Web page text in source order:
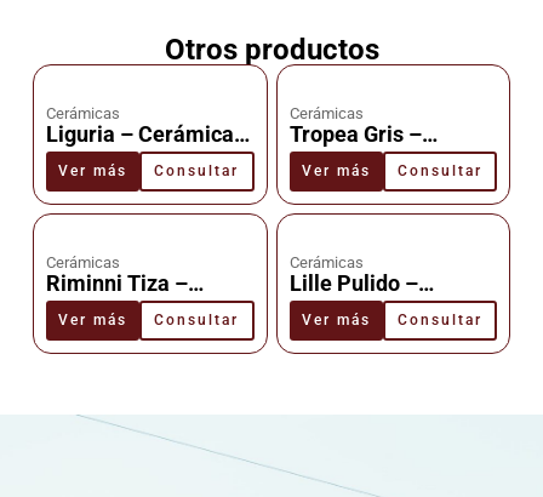
Otros productos
Cerámicas
Liguria – Cerámica –
Cañuelas
Ver más Consultar
Cerámicas
Tropea Gris –
Cerámica –
Cañuelas
Ver más Consultar
Cerámicas
Riminni Tiza –
Cerámica –
Cañuelas
Ver más Consultar
Cerámicas
Lille Pulido –
Cerámica –
Cañuelas
Ver más Consultar